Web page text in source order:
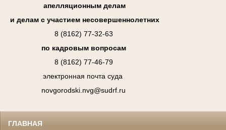
апелляционным делам
и делам с участием несовершеннолетних
8 (8162) 77-32-63
по кадровым вопросам
8 (8162) 77-46-79
электронная почта суда
novgorodski.nvg@sudrf.ru
ГЛАВНАЯ